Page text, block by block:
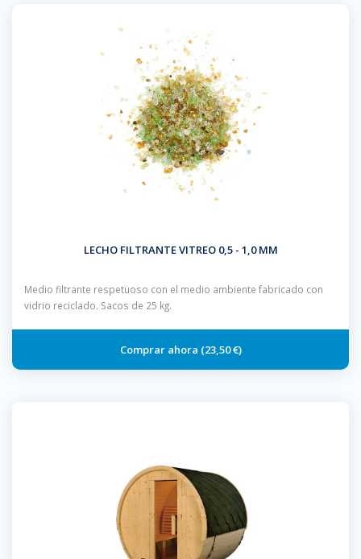
LECHO FILTRANTE VITREO 0,5 - 1,0 MM
Medio filtrante respetuoso con el medio ambiente fabricado con
vidrio reciclado. Sacos de 25 kg.
23,50 €